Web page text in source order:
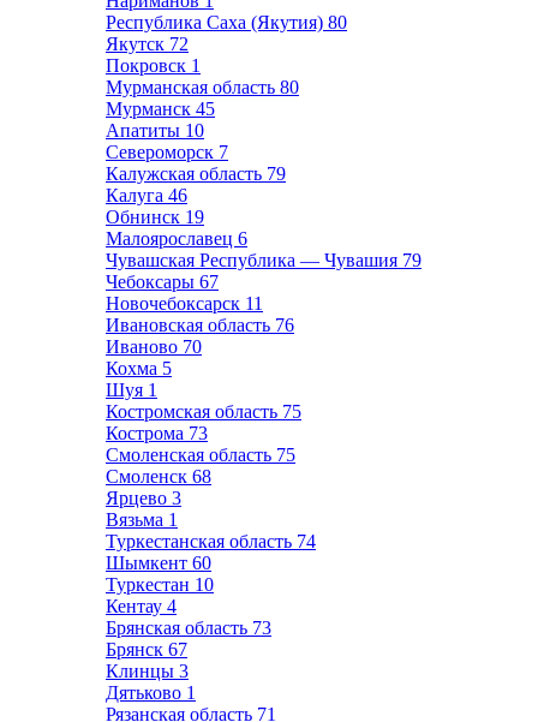
Республика Саха (Якутия) 80
Якутск 72
Покровск 1
Мурманская область 80
Мурманск 45
Апатиты 10
Североморск 7
Калужская область 79
Калуга 46
Обнинск 19
Малоярославец 6
Чувашская Республика — Чувашия 79
Чебоксары 67
Новочебоксарск 11
Ивановская область 76
Иваново 70
Кохма 5
Шуя 1
Костромская область 75
Кострома 73
Смоленская область 75
Смоленск 68
Ярцево 3
Вязьма 1
Туркестанская область 74
Шымкент 60
Туркестан 10
Кентау 4
Брянская область 73
Брянск 67
Клинцы 3
Дятьково 1
Рязанская область 71